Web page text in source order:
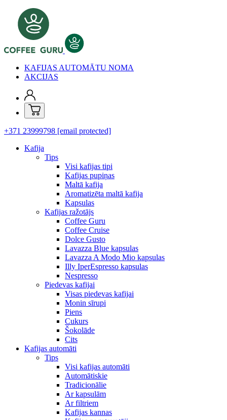
KAFIJAS AUTOMĀTU NOMA
AKCIJAS
+371 23999798 [email protected]
Kafija
Tips
Visi kafijas tipi
Kafijas pupiņas
Maltā kafija
Aromatizēta maltā kafija
Kapsulas
Kafijas ražotājs
Coffee Guru
Coffee Cruise
Dolce Gusto
Lavazza Blue kapsulas
Lavazza A Modo Mio kapsulas
Illy IperEspresso kapsulas
Nespresso
Piedevas kafijai
Visas piedevas kafijai
Monin sīrupi
Piens
Cukurs
Šokolāde
Cits
Kafijas automāti
Tips
Visi kafijas automāti
Automātiskie
Tradicionālie
Ar kapsulām
Ar filtriem
Kafijas kannas